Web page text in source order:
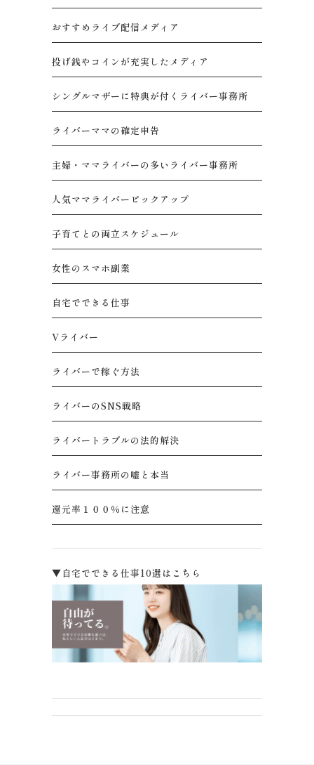
おすすめライブ配信メディア
投げ銭やコインが充実したメディア
シングルマザーに特典が付くライバー事務所
ライバーママの確定申告
主婦・ママライバーの多いライバー事務所
人気ママライバーピックアップ
子育てとの両立スケジュール
女性のスマホ副業
自宅でできる仕事
Vライバー
ライバーで稼ぐ方法
ライバーのSNS戦略
ライバートラブルの法的解決
ライバー事務所の嘘と本当
還元率１００％に注意
▼自宅でできる仕事10選はこちら